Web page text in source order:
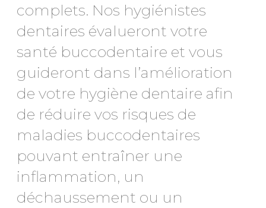
complets. Nos hygiénistes
dentaires évalueront votre
santé buccodentaire et vous
guideront dans l’amélioration
de votre hygiène dentaire afin
de réduire vos risques de
maladies buccodentaires
pouvant entraîner une
inflammation, un
déchaussement ou un